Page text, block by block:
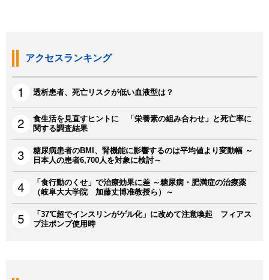
アクセスランキング
透析患者、死亡リスクが低い血液型は？
食生活を見直すヒントに 「栄養素の組み合わせ」と死亡率に
関する調査結果
糖尿病患者のBMI、腎機能に影響するのは平均値より変動幅 ～
日本人の患者6,700人を対象に検討～
「食行動のくせ」で治療効果に差 ～糖尿病・肥満症の治療薬
（岐阜大大学院 加藤丈博准教授ら）～
「37℃超でインスリンがゲル化」に改めて注意喚起 フィアス
プ注ポンプ使用時